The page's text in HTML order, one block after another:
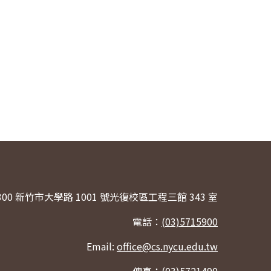
新竹市大學路 1001 號光復校區工程三館 343 室
電話： (03)5715900
Email: office@cs.nycu.edu.tw